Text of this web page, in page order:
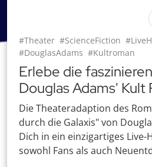
#Theater #ScienceFiction
#DouglasAdams #Kultroman
Erlebe die
Douglas Adams' Kult
Die Theateradaption des
durch die Galaxis" von
Dich in ein einzigartiges Live-
sowohl Fans als auch